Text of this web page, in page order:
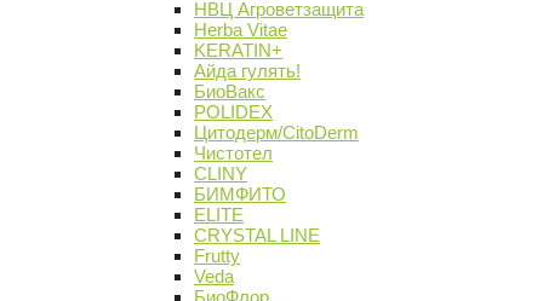
НВЦ Агроветзащита
Herba Vitae
KERATIN+
Айда гулять!
БиоВакс
POLIDEX
Цитодерм/CitoDerm
Чистотел
CLINY
БИМФИТО
ELITE
CRYSTAL LINE
Frutty
Veda
БиоФлор